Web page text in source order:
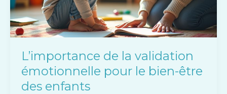
L’importance de la validation
émotionnelle pour le bien-être
des enfants
bien-
être
des